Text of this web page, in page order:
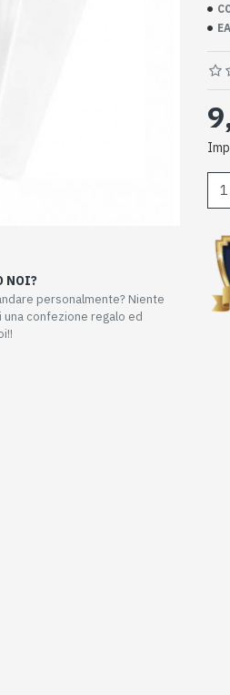
NOI?
personalmente? Niente
una confezione regalo ed